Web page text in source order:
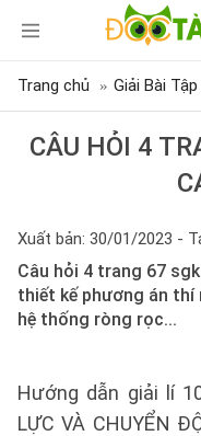
Trang chủ Giải Bài
CÂU HỎI 4
Xuất bản: 30/01/2023 -
Câu hỏi 4 trang 67
thiết kế phương án thí
hệ thống ròng rọc...
Hướng dẫn giải lí
LỰC VÀ CHUYỂN